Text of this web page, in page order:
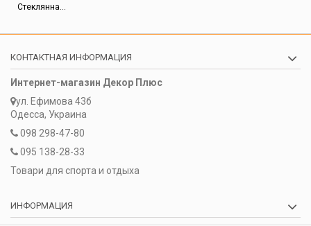
Стеклянна...
КОНТАКТНАЯ ИНФОРМАЦИЯ
Интернет-магазин Декор Плюс
ул. Ефимова 43б
Одесса, Украина
098 298-47-80
095 138-28-33
Товари для спорта и отдыха
ИНФОРМАЦИЯ